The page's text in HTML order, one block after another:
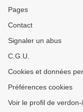
Pages
Contact
Signaler un abus
C.G.U.
Cookies et données
Préférences cookies
Voir le profil de